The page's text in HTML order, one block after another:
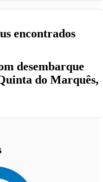
desembarque
do Marquês,
encontrados